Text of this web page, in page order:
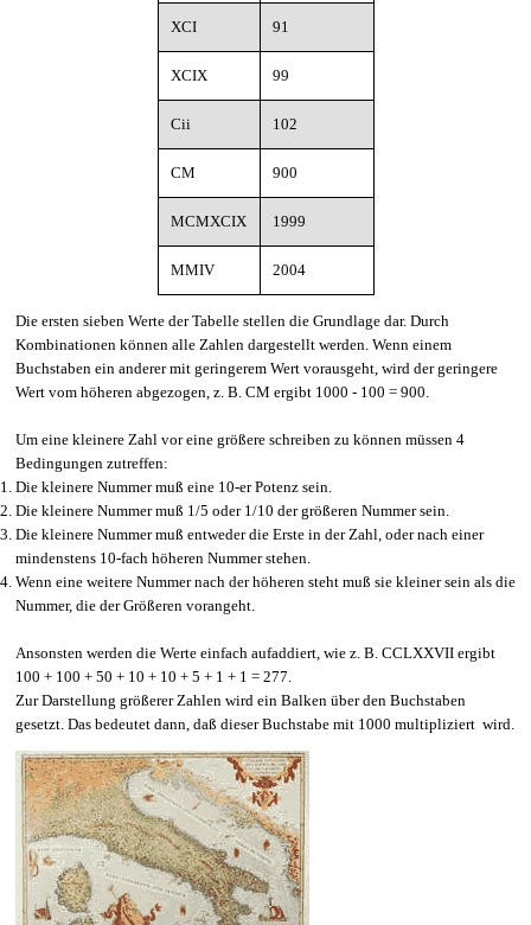
XCI 91
XCIX 99
Cii 102
CM 900
MCMXCIX 1999
MMIV 2004
Die ersten sieben Werte der Tabelle stellen die Grundlage dar. Durch
Kombinationen können alle Zahlen dargestellt werden. Wenn einem
Buchstaben ein anderer mit geringerem Wert vorausgeht, wird der geringere
Wert vom höheren abgezogen, z. B. CM ergibt 1000 - 100 = 900.
Um eine kleinere Zahl vor eine größere schreiben zu können müssen 4
Bedingungen zutreffen:
Die kleinere Nummer muß eine 10-er Potenz sein.
Die kleinere Nummer muß 1/5 oder 1/10 der größeren Nummer sein.
Die kleinere Nummer muß entweder die Erste in der Zahl, oder nach einer
mindenstens 10-fach höheren Nummer stehen.
Wenn eine weitere Nummer nach der höheren steht muß sie kleiner sein als die
Nummer, die der Größeren vorangeht.
Ansonsten werden die Werte einfach aufaddiert, wie z. B. CCLXXVII ergibt
100 + 100 + 50 + 10 + 10 + 5 + 1 + 1 = 277.
Zur Darstellung größerer Zahlen wird ein Balken über den Buchstaben
gesetzt. Das bedeutet dann, daß dieser Buchstabe mit 1000 multipliziert wird.